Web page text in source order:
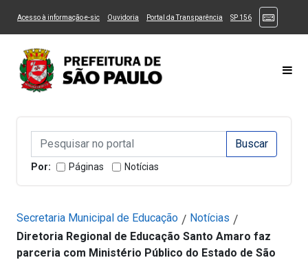
Ir ao Conteúdo Ir para menu principal Ir para busca 3
Alternar Alto Contraste
Acesso à informação e-sic(Link para um novo sítio)
Ouvidoria (Link para um novo sítio)
Portal da Transparência (Link para um novo sítio)
SP 156(Link para um
Campo de Busca de informações
Campo de Busca de informações Enviar a Busca
Por: Páginas Notícias
Secretaria Municipal de Educação / Notícias /
Diretoria Regional de Educação Santo Amaro faz
parceria com Ministério Público do Estado de São